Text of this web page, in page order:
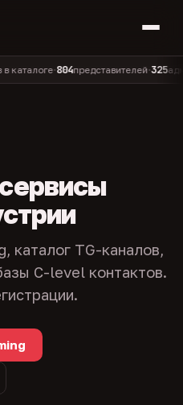
•804представителей•325
каталог TG-каналов,
C-level контактов.